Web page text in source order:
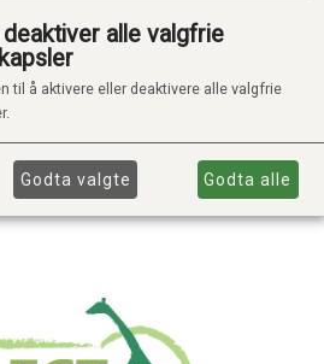
alle valgfrie
til å aktivere eller deaktivere alle valgfrie
Godta valgte Godta alle